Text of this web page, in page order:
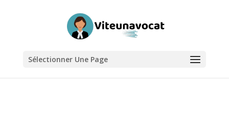
Sélectionner Une Page